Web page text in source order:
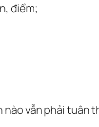
điểm;
nào vẫn phải tuân